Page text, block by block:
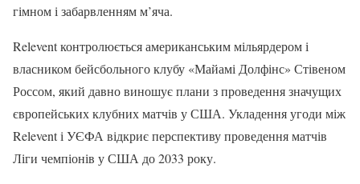
гімном і забарвленням м’яча.
Relevent контролюється американським мільярдером і
власником бейсбольного клубу «Майамі Долфінс» Стівеном
Россом, який давно виношує плани з проведення значущих
європейських клубних матчів у США. Укладення угоди між
Relevent і УЄФА відкриє перспективу проведення матчів
Ліги чемпіонів у США до 2033 року.